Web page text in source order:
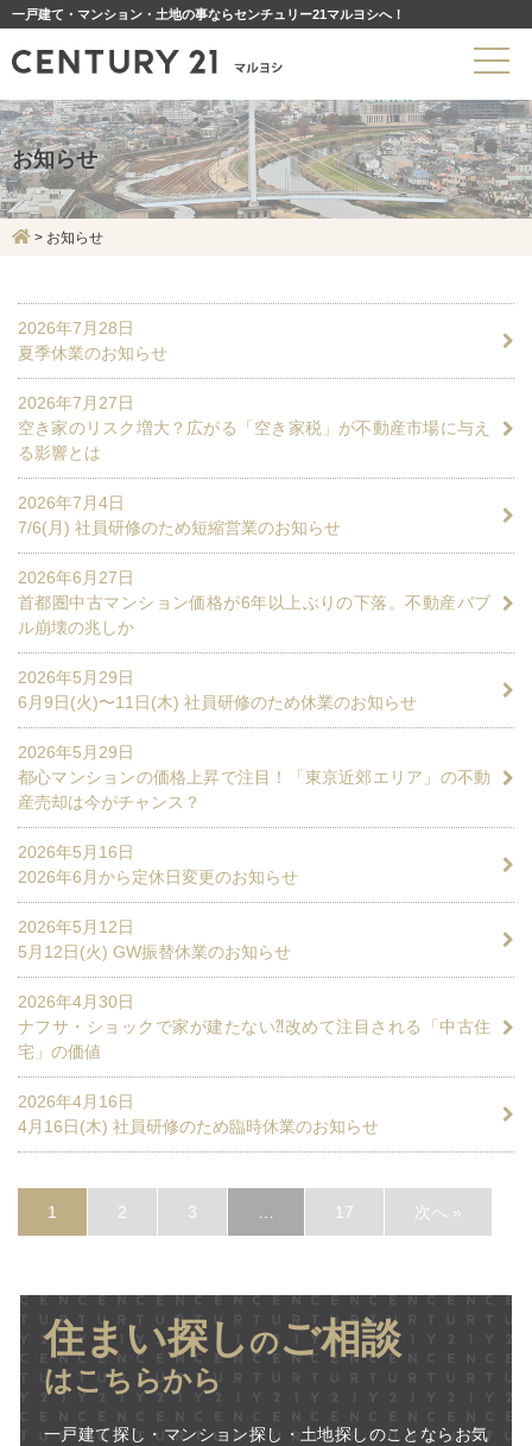
一戸建て・マンション・土地の事ならセンチュリー21マルヨシへ！
お知らせ
> お知らせ
2026年7月28日
夏季休業のお知らせ
2026年7月27日
空き家のリスク増大？広がる「空き家税」が不動産市場に与え
る影響とは
2026年7月4日
7/6(月) 社員研修のため短縮営業のお知らせ
2026年6月27日
首都圏中古マンション価格が6年以上ぶりの下落。不動産バブ
ル崩壊の兆しか
2026年5月29日
6月9日(火)〜11日(木) 社員研修のため休業のお知らせ
2026年5月29日
都心マンションの価格上昇で注目！「東京近郊エリア」の不動
産売却は今がチャンス？
2026年5月16日
2026年6月から定休日変更のお知らせ
2026年5月12日
5月12日(火) GW振替休業のお知らせ
2026年4月30日
ナフサ・ショックで家が建たない⁈改めて注目される「中古住
宅」の価値
2026年4月16日
4月16日(木) 社員研修のため臨時休業のお知らせ
1 2 3 17 次へ »
住まい探し のご相談
はこちらから
一戸建て探し・マンション探し・土地探しのことならお気